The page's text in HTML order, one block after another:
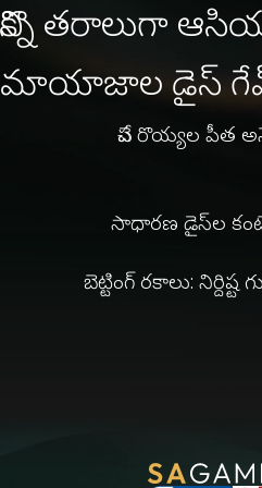
కొన్ని తరాలుగా
మాయాజాల డైస్
చేప రొయ్యల పీత
సాధారణ డైస్‌ల కంటే
బెట్టింగ్ రకాలు: